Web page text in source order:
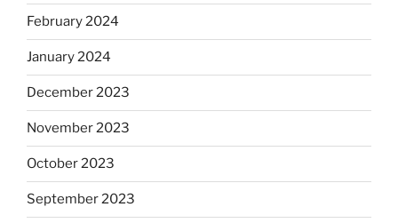
February 2024
January 2024
December 2023
November 2023
October 2023
September 2023